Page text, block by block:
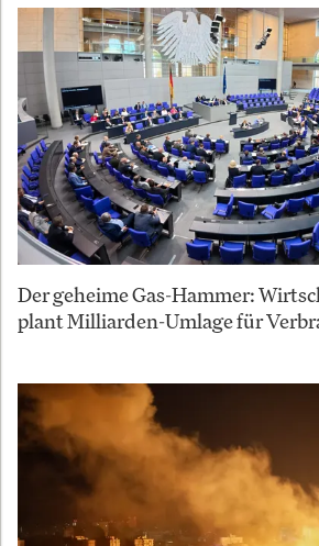
Der geheime Gas-Hammer:
plant Milliarden-Umlage für